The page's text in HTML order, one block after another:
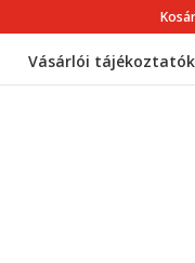
Kosár
Vásárlói tájékoztatók